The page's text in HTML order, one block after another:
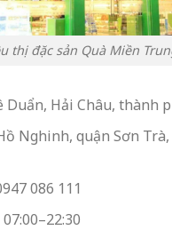
thị đặc sản Quà Miền
Duẩn, Hải Châu, thành
Nghinh, quận Sơn
086 111
07:00–22:30